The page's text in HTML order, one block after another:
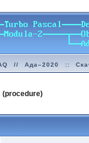
// Ада–2020 ::
(procedure)